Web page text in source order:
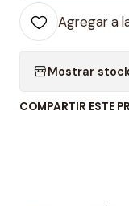
Agregar a
Mostrar
COMPARTIR ESTE